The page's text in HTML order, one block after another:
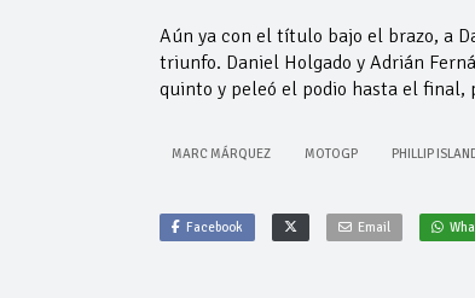
Aún ya con el título bajo el brazo, a
triunfo. Daniel Holgado y Adrián
quinto y peleó el podio hasta el final,
MARC MÁRQUEZ MOTOGP PHILLIP
Facebook Email